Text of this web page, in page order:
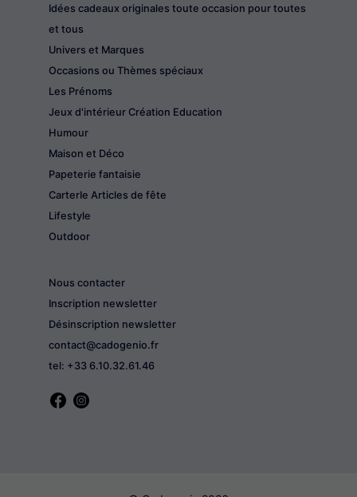
Idées cadeaux originales toute occasion pour toutes
et tous
Univers et Marques
Occasions ou Thèmes spéciaux
Les Prénoms
Jeux d'intérieur Création Education
Humour
Maison et Déco
Papeterie fantaisie
CarterIe Articles de fête
Lifestyle
Outdoor
Nous contacter
Inscription newsletter
Désinscription newsletter
contact@cadogenio.fr
tel: +33 6.10.32.61.46